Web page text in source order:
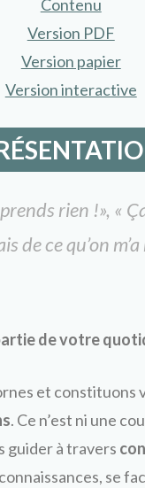
Contenu
Version PDF
Version papier
Version interactive
rien !», «
de ce qu’on
de votre
et constituons
. Ce n’est ni une
guider à travers
se